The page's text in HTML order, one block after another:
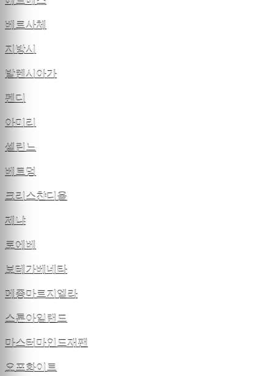
베르사체
지방시
발렌시아가
펜디
아미리
셀린느
베트멍
크리스챤디올
제냐
로에베
보테가베네타
메종마르지엘라
스톤아일랜드
마스터마인드재팬
오프화이트